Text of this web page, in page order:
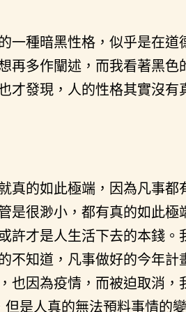
一種暗黑性格，似乎是在道
多作闡述，而我看著黑色
才發現，人的性格其實沒有
真的如此極端，因為凡事都
是很渺小，都有真的如此極
許才是人生活下去的本錢。
不知道，凡事做好的今年計
也因為疫情，而被迫取消，
是人真的無法預料事情的